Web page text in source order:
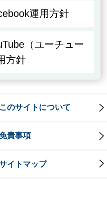
運用方針
（ユーチュー
方針
このサイトについて
責事項
イトマップ